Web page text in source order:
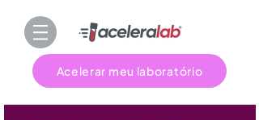
Acelerar meu laboratório